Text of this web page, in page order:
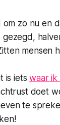
zo nu en
mensen
is ietswaar ik
doet
te